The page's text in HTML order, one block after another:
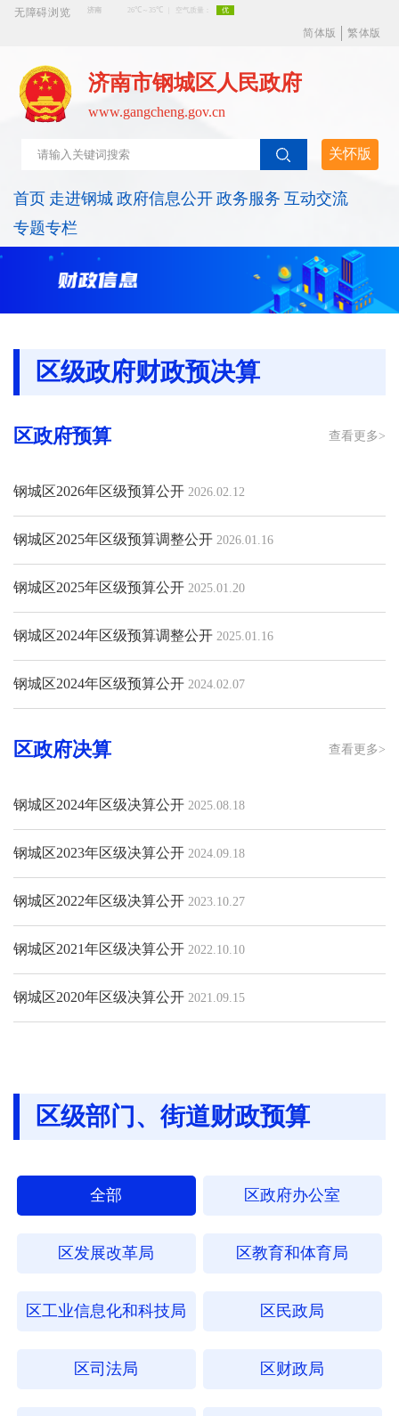
无障碍浏览
简体版
繁体版
济南市钢城区人民政府
www.gangcheng.gov.cn
关怀版
首页 走进钢城 政府信息公开 政务服务 互动交流
专题专栏
区级政府财政预决算
区政府预算 查看更多>
钢城区2026年区级预算公开 2026.02.12
钢城区2025年区级预算调整公开 2026.01.16
钢城区2025年区级预算公开 2025.01.20
钢城区2024年区级预算调整公开 2025.01.16
钢城区2024年区级预算公开 2024.02.07
区政府决算 查看更多>
钢城区2024年区级决算公开 2025.08.18
钢城区2023年区级决算公开 2024.09.18
钢城区2022年区级决算公开 2023.10.27
钢城区2021年区级决算公开 2022.10.10
钢城区2020年区级决算公开 2021.09.15
区级部门、街道财政预算
全部 区政府办公室
区发展改革局 区教育和体育局
区工业信息化和科技局 区民政局
区司法局 区财政局